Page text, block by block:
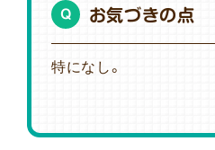
Q お気づきの点
特になし。